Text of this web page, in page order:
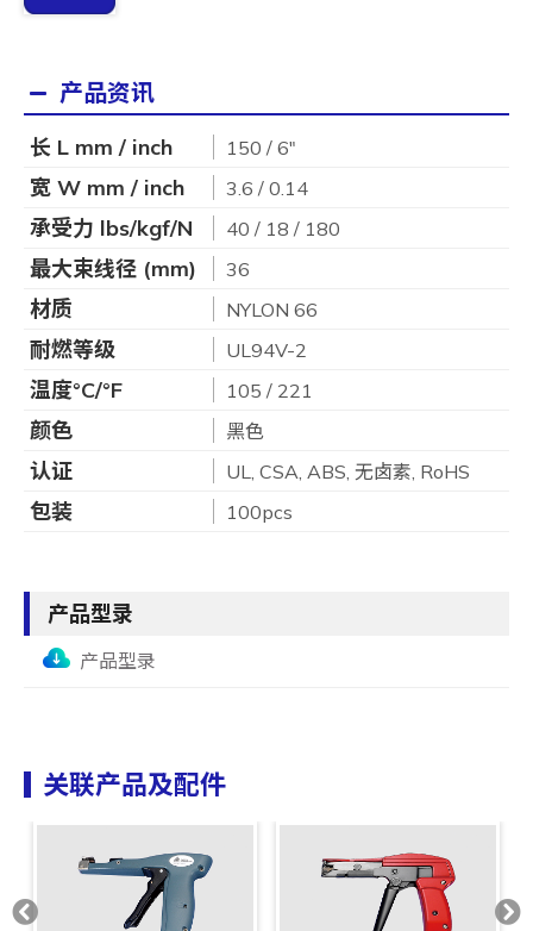
产品资讯
长 L mm / inch 150 / 6"
宽 W mm / inch 3.6 / 0.14
承受力 lbs/kgf/N 40 / 18 / 180
最大束线径 (mm) 36
材质 NYLON 66
耐燃等级 UL94V-2
温度°C/°F 105 / 221
颜色 黑色
认证 UL, CSA, ABS, 无卤素, RoHS
包装 100pcs
产品型录
产品型录
关联产品及配件